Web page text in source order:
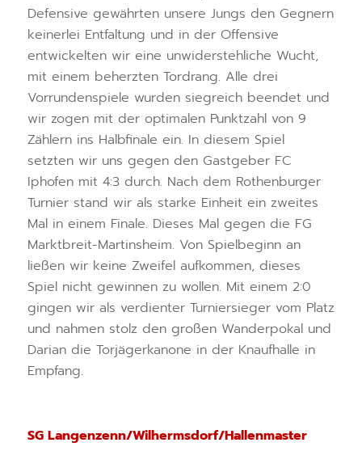
Defensive gewährten unsere Jungs den Gegnern
keinerlei Entfaltung und in der Offensive
entwickelten wir eine unwiderstehliche Wucht,
mit einem beherzten Tordrang. Alle drei
Vorrundenspiele wurden siegreich beendet und
wir zogen mit der optimalen Punktzahl von 9
Zählern ins Halbfinale ein. In diesem Spiel
setzten wir uns gegen den Gastgeber FC
Iphofen mit 4:3 durch. Nach dem Rothenburger
Turnier stand wir als starke Einheit ein zweites
Mal in einem Finale. Dieses Mal gegen die FG
Marktbreit-Martinsheim. Von Spielbeginn an
ließen wir keine Zweifel aufkommen, dieses
Spiel nicht gewinnen zu wollen. Mit einem 2:0
gingen wir als verdienter Turniersieger vom Platz
und nahmen stolz den großen Wanderpokal und
Darian die Torjägerkanone in der Knaufhalle in
Empfang.
SG Langenzenn/Wilhermsdorf/Hallenmaster